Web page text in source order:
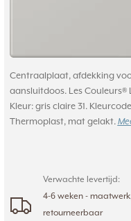
Centraalplaat, afdekking
aansluitdoos. Les Couleurs®
Kleur: gris claire 31.
Thermoplast, mat gelakt.
Verwachte levertijd:
4-6 weken -
retourneerbaar